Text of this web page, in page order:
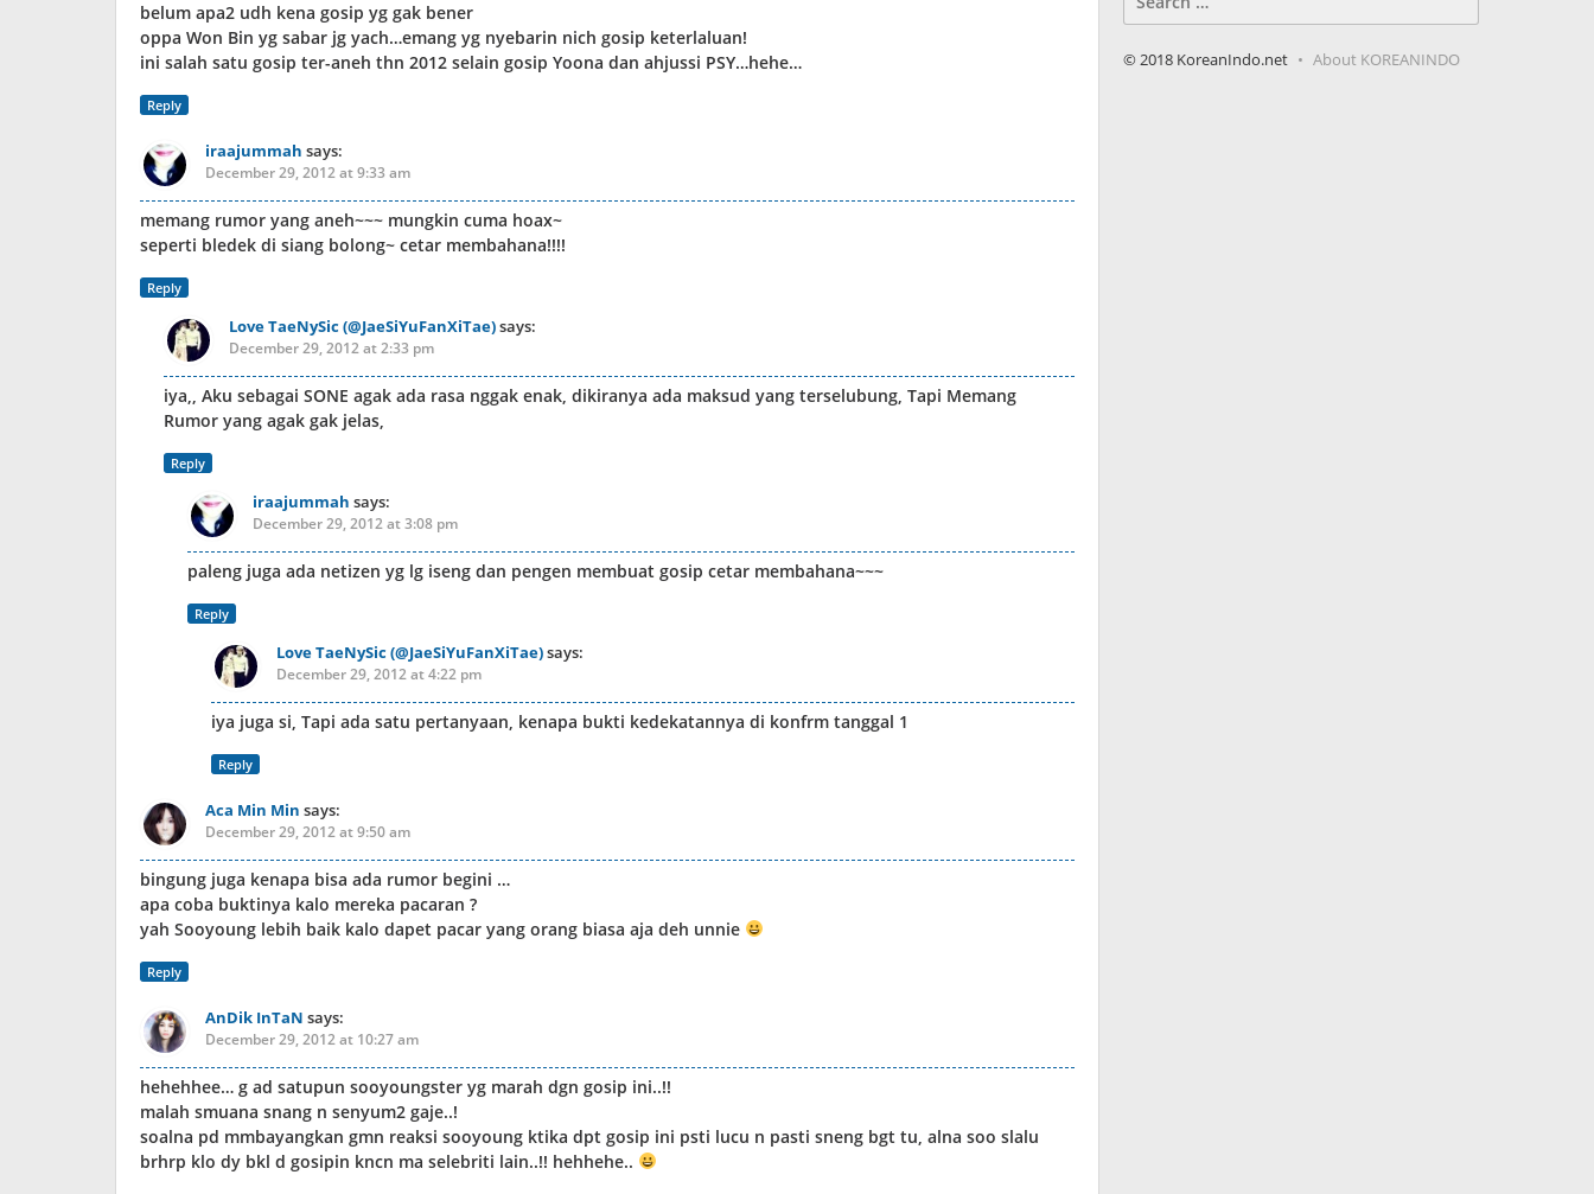
belum apa2 udh kena gosip yg gak bener
oppa Won Bin yg sabar jg yach…emang yg nyebarin nich gosip keterlaluan!
ini salah satu gosip ter-aneh thn 2012 selain gosip Yoona dan ahjussi PSY…hehe…
Reply
iraajummah says:
December 29, 2012 at 9:33 am
memang rumor yang aneh~~~ mungkin cuma hoax~
seperti bledek di siang bolong~ cetar membahana!!!!
Reply
Love TaeNySic (@JaeSiYuFanXiTae)says:
December 29, 2012 at 2:33 pm
iya,, Aku sebagai SONE agak ada rasa nggak enak, dikiranya ada maksud yang terselubung, Tapi Memang
Rumor yang agak gak jelas,
Reply
iraajummah says:
December 29, 2012 at 3:08 pm
paleng juga ada netizen yg lg iseng dan pengen membuat gosip cetar membahana~~~
Reply
Love TaeNySic (@JaeSiYuFanXiTae)says:
December 29, 2012 at 4:22 pm
iya juga si, Tapi ada satu pertanyaan, kenapa bukti kedekatannya di konfrm tanggal 1
Reply
Aca Min Min says:
December 29, 2012 at 9:50 am
bingung juga kenapa bisa ada rumor begini …
apa coba buktinya kalo mereka pacaran ?
yah Sooyoung lebih baik kalo dapet pacar yang orang biasa aja deh unnie
Reply
AnDik InTaN says:
December 29, 2012 at 10:27 am
hehehhee… g ad satupun sooyoungster yg marah dgn gosip ini..!!
malah smuana snang n senyum2 gaje..!
soalna pd mmbayangkan gmn reaksi sooyoung ktika dpt gosip ini psti lucu n pasti sneng bgt tu, alna soo slalu
brhrp klo dy bkl d gosipin kncn ma selebriti lain..!! hehhehe..
for:
© 2018 KoreanIndo.net About KOREANINDO